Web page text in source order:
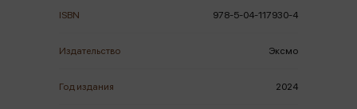
ISBN 978-5-04-117930-4
Издательство Эксмо
Год издания 2024